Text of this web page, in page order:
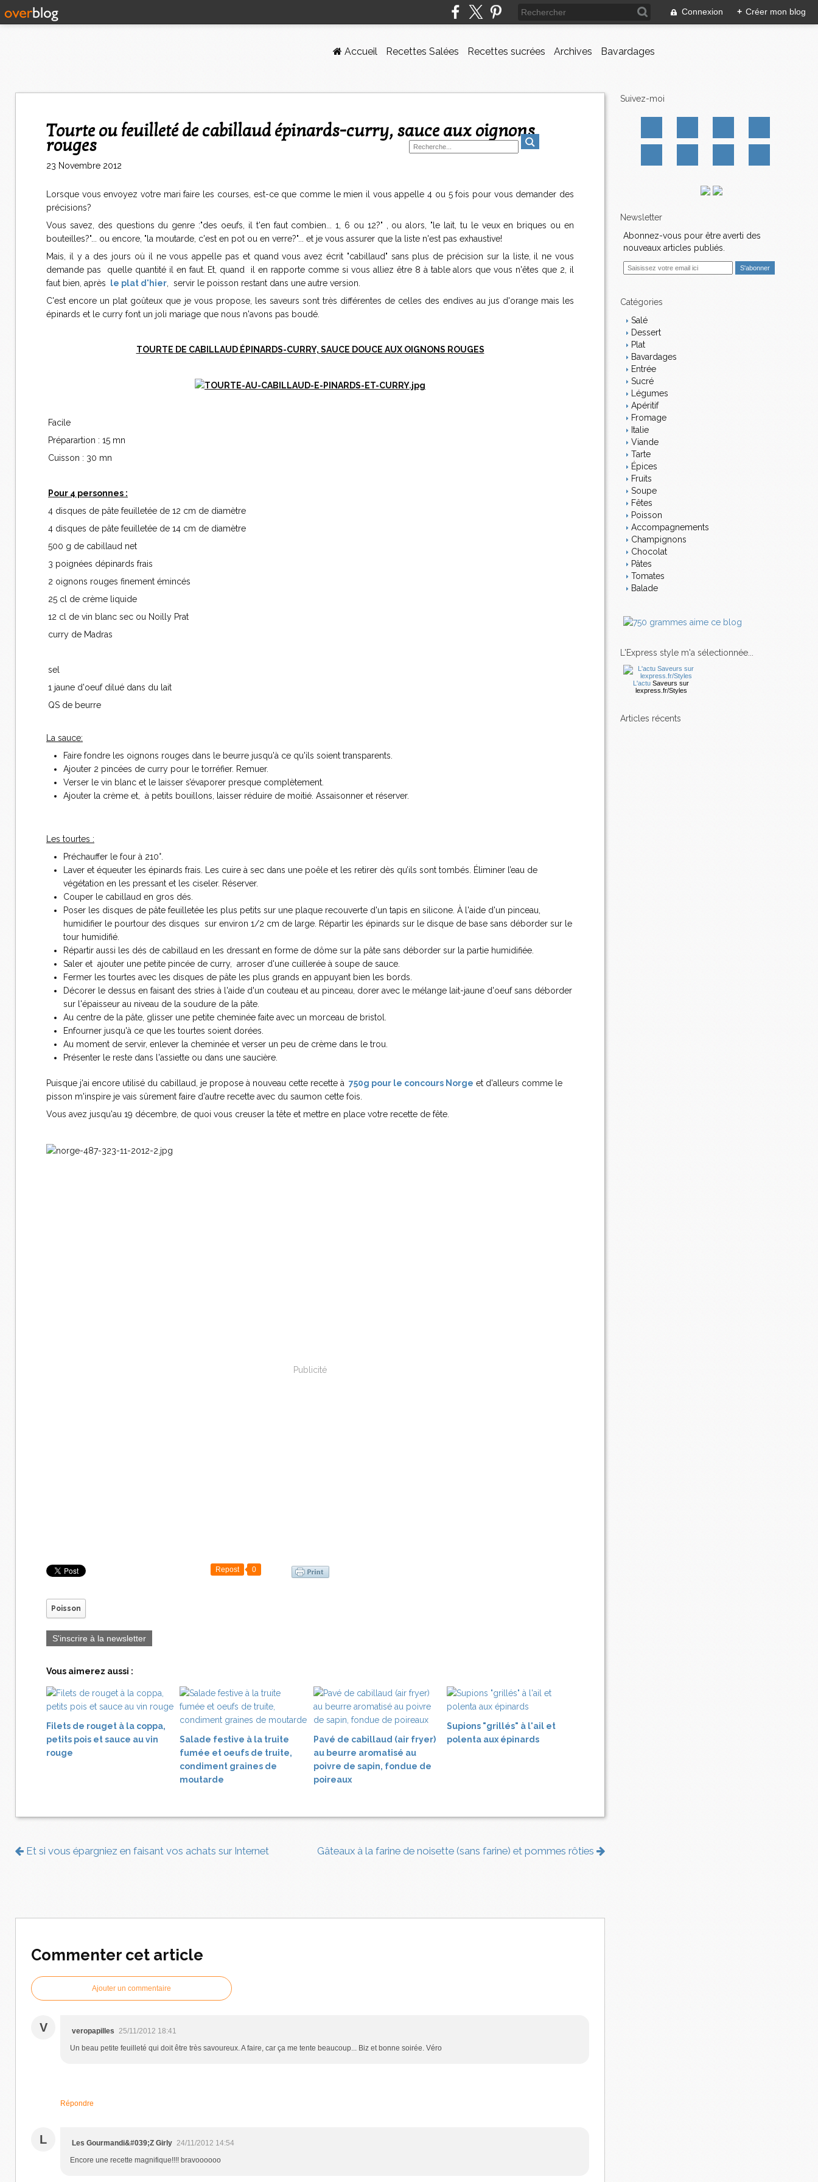
Connexion + Créer mon blog
Accueil Recettes Salées Recettes sucrées Archives Bavardages
Tourte ou feuilleté de cabillaud épinards-curry, sauce aux oignons
rouges
23 Novembre 2012
Lorsque vous envoyez votre mari faire les courses, est-ce que comme le mien il vous appelle 4 ou 5 fois pour vous demander des
précisions?
Vous savez, des questions du genre :"des oeufs, il t'en faut combien... 1, 6 ou 12?" , ou alors, "le lait, tu le veux en briques ou en
bouteilles?"... ou encore, "la moutarde, c'est en pot ou en verre?"... et je vous assurer que la liste n'est pas exhaustive!
Mais, il y a des jours où il ne vous appelle pas et quand vous avez écrit "cabillaud" sans plus de précision sur la liste, il ne vous
demande pas quelle quantité il en faut. Et, quand il en rapporte comme si vous alliez être 8 à table alors que vous n'êtes que 2, il
faut bien, après
le plat d'hier , servir le poisson restant dans une autre version.
C'est encore un plat goûteux que je vous propose, les saveurs sont très différentes de celles des endives au jus d'orange mais les
épinards et le curry font un joli mariage que nous n'avons pas boudé.
TOURTE DE CABILLAUD ÉPINARDS-CURRY, SAUCE DOUCE AUX OIGNONS ROUGES
Facile
Préparartion : 15 mn
Cuisson : 30 mn
Pour 4 personnes :
4 disques de pâte feuilletée de 12 cm de diamètre
4 disques de pâte feuilletée de 14 cm de diamètre
500 g de cabillaud net
3 poignées dépinards frais
2 oignons rouges finement émincés
25 cl de crème liquide
12 cl de vin blanc sec ou Noilly Prat
curry de Madras
sel
1 jaune d'oeuf dilué dans du lait
QS de beurre
La sauce:
Faire fondre les oignons rouges dans le beurre jusqu'à ce qu'ils soient transparents.
Ajouter 2 pincées de curry pour le torréfier. Remuer.
Verser le vin blanc et le laisser s’évaporer presque complètement.
Ajouter la crème et, à petits bouillons, laisser réduire de moitié. Assaisonner et réserver.
Les tourtes :
Préchauffer le four à 210°.
Laver et équeuter les épinards frais. Les cuire à sec dans une poêle et les retirer dès qu’ils sont tombés. Éliminer l’eau de
végétation en les pressant et les ciseler. Réserver.
Couper le cabillaud en gros dés.
Poser les disques de pâte feuilletée les plus petits sur une plaque recouverte d'un tapis en silicone. À l'aide d'un pinceau,
humidifier le pourtour des disques sur environ 1/2 cm de large. Répartir les épinards sur le disque de base sans déborder sur le
tour humidifié.
Répartir aussi les dés de cabillaud en les dressant en forme de dôme sur la pâte sans déborder sur la partie humidifiée.
Saler et ajouter une petite pincée de curry, arroser d'une cuillerée à soupe de sauce.
Fermer les tourtes avec les disques de pâte les plus grands en appuyant bien les bords.
Décorer le dessus en faisant des stries à l'aide d'un couteau et au pinceau, dorer avec le mélange lait-jaune d'oeuf sans déborder
sur l'épaisseur au niveau de la soudure de la pâte.
Au centre de la pâte, glisser une petite cheminée faite avec un morceau de bristol.
Enfourner jusqu'à ce que les tourtes soient dorées.
Au moment de servir, enlever la cheminée et verser un peu de crème dans le trou.
Présenter le reste dans l'assiette ou dans une saucière.
Puisque j'ai encore utilisé du cabillaud, je propose à nouveau cette recette à 750g pour le concours Norge et d'alleurs comme le
pisson m'inspire je vais sûrement faire d'autre recette avec du saumon cette fois.
Vous avez jusqu'au 19 décembre, de quoi vous creuser la tête et mettre en place votre recette de fête.
Publicité
Repost 0
Poisson
S'inscrire à la newsletter
Vous aimerez aussi :
Filets de rouget à la coppa,
petits pois et sauce au vin
rouge
Salade festive à la truite
fumée et oeufs de truite,
condiment graines de
moutarde
Pavé de cabillaud (air fryer)
au beurre aromatisé au
poivre de sapin, fondue de
poireaux
Supions "grillés" à l'ail et
polenta aux épinards
Et si vous épargniez en faisant vos achats sur Internet Gâteaux à la farine de noisette (sans farine) et pommes rôties
Commenter cet article
Ajouter un commentaire
V veropapilles 25/11/2012 18:41
Un beau petite feuilleté qui doit être très savoureux. A faire, car ça me tente beaucoup... Biz et bonne soirée. Véro
Répondre
L Les Gourmandi&#039;Z Girly 24/11/2012 14:54
Encore une recette magnifique!!!! bravoooooo
Suivez-moi
Newsletter
Abonnez-vous pour être averti des
nouveaux articles publiés.
i Catégories
Salé
Dessert
Plat
Bavardages
Entrée
Sucré
Légumes
Apéritif
Fromage
Italie
Viande
Tarte
Épices
Fruits
Soupe
Fêtes
Poisson
Accompagnements
Champignons
Chocolat
Pâtes
Tomates
Balade
L'Express style m'a sélectionnée...
L'actu Saveurs sur
lexpress.fr/Styles
articles récents